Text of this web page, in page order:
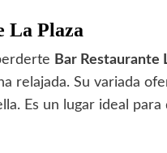
La Plaza
Bar Restaurante
relajada. Su variada
Es un lugar ideal